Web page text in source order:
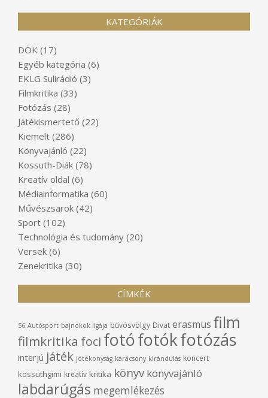
KATEGÓRIÁK
DÖK (17)
Egyéb kategória (6)
EKLG Sulirádió (3)
Filmkritika (33)
Fotózás (28)
Játékismertető (22)
Kiemelt (286)
Könyvajánló (22)
Kossuth-Diák (78)
Kreatív oldal (6)
Médiainformatika (60)
Művészsarok (42)
Sport (102)
Technológia és tudomány (20)
Versek (6)
Zenekritika (30)
CÍMKÉK
56 Autósport bajnokok ligája bűvösvölgy Divat erasmus film
filmkritika foci fotófotókfotózás
interjú játék jótékonyság karácsony kirándulás koncert
kossuthgimi kreatív kritika könyv könyvajánló
labdarúgás megemlékezés